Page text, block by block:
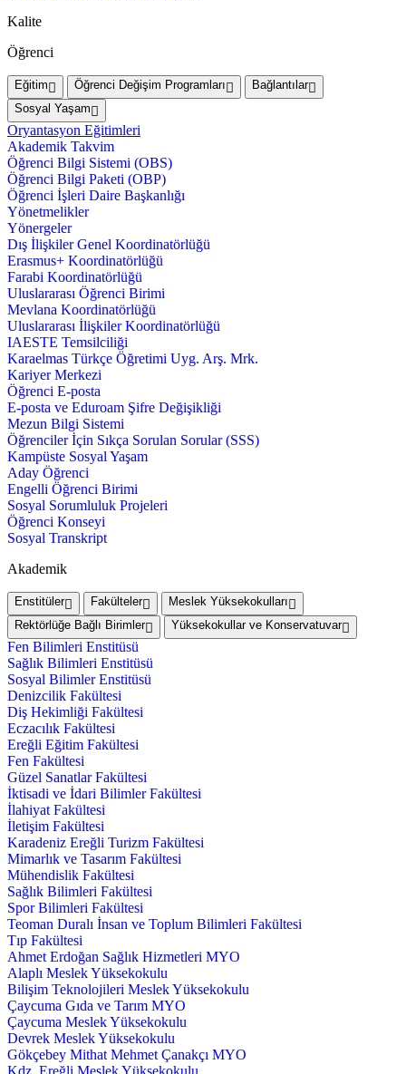
Kalite
Öğrenci
Eğitim Öğrenci Değişim Programları
Bağlantılar
Sosyal Yaşam
Oryantasyon Eğitimleri
Akademik Takvim
Öğrenci Bilgi Sistemi (OBS)
Öğrenci Bilgi Paketi (OBP)
Öğrenci İşleri Daire Başkanlığı
Yönetmelikler
Yönergeler
Dış İlişkiler Genel Koordinatörlüğü
Erasmus+ Koordinatörlüğü
Farabi Koordinatörlüğü
Uluslararası Öğrenci Birimi
Mevlana Koordinatörlüğü
Uluslararası İlişkiler Koordinatörlüğü
IAESTE Temsilciliği
Karaelmas Türkçe Öğretimi Uyg. Arş. Mrk.
Kariyer Merkezi
Öğrenci E-posta
E-posta ve Eduroam Şifre Değişikliği
Mezun Bilgi Sistemi
Öğrenciler İçin Sıkça Sorulan Sorular (SSS)
Kampüste Sosyal Yaşam
Aday Öğrenci
Engelli Öğrenci Birimi
Sosyal Sorumluluk Projeleri
Öğrenci Konseyi
Sosyal Transkript
Akademik
Enstitüler Fakülteler
Meslek Yüksekokulları
Rektörlüğe Bağlı Birimler
Yüksekokullar ve Konservatuvar
Fen Bilimleri Enstitüsü
Sağlık Bilimleri Enstitüsü
Sosyal Bilimler Enstitüsü
Denizcilik Fakültesi
Diş Hekimliği Fakültesi
Eczacılık Fakültesi
Ereğli Eğitim Fakültesi
Fen Fakültesi
Güzel Sanatlar Fakültesi
İktisadi ve İdari Bilimler Fakültesi
İlahiyat Fakültesi
İletişim Fakültesi
Karadeniz Ereğli Turizm Fakültesi
Mimarlık ve Tasarım Fakültesi
Mühendislik Fakültesi
Sağlık Bilimleri Fakültesi
Spor Bilimleri Fakültesi
Teoman Duralı İnsan ve Toplum Bilimleri Fakültesi
Tıp Fakültesi
Ahmet Erdoğan Sağlık Hizmetleri MYO
Alaplı Meslek Yüksekokulu
Bilişim Teknolojileri Meslek Yüksekokulu
Çaycuma Gıda ve Tarım MYO
Çaycuma Meslek Yüksekokulu
Devrek Meslek Yüksekokulu
Gökçebey Mithat Mehmet Çanakçı MYO